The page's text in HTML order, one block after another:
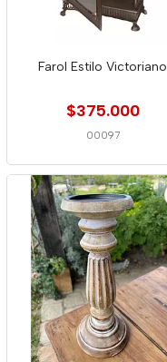
Farol Estilo Victoriano
$375.000
00097